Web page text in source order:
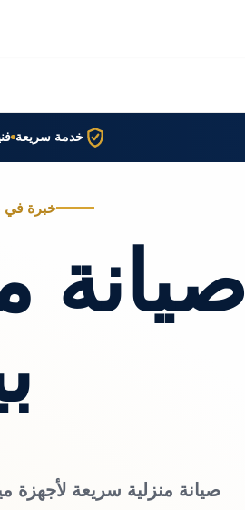
خدمة سريعة
خبرة في
صيانة
صيانة منزلية سريعة لأجهزة